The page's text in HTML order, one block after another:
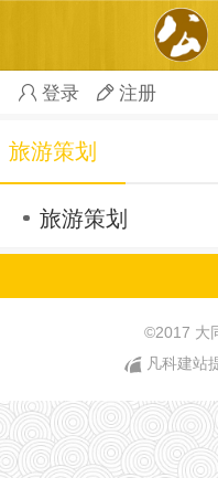
登录 注册
旅游策划
旅游策划
©2017 大
凡科建站